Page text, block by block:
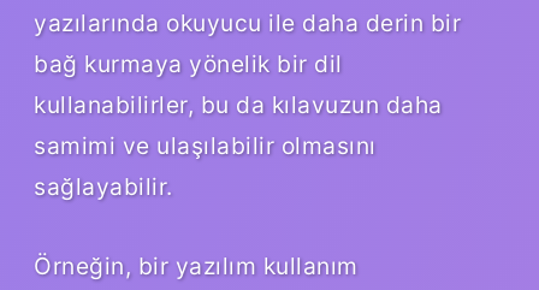
yazılarında okuyucu ile daha derin bir
bağ kurmaya yönelik bir dil
kullanabilirler, bu da kılavuzun daha
samimi ve ulaşılabilir olmasını
sağlayabilir.
Örneğin, bir yazılım kullanım